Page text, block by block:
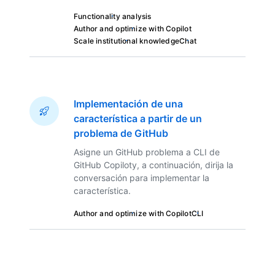
Functionality analysis
Author and optimize with Copilot
Scale institutional knowledgeChat
Implementación de una
característica a partir de un
problema de GitHub
Asigne un GitHub problema a CLI de
GitHub Copiloty, a continuación, dirija la
conversación para implementar la
característica.
Author and optimize with CopilotCLI